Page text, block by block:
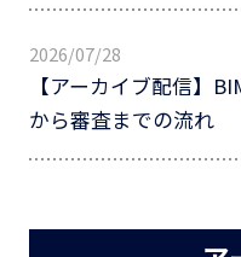
2026/07/28
【アーカイブ配信】
から審査までの流れ